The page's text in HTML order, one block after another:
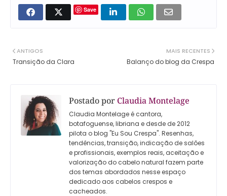
Save
MAIS RECENTES
Balanço do blog da Crespa
ANTIGOS
Transição da Clara
Postado por Claudia Montelage
Claudia Montelage é cantora,
botafoguense, libriana e desde de 2012
pilota o blog "Eu Sou Crespa". Resenhas,
tendências, transição, indicação de salões
e profissionais, exemplos reais, aceitação e
valorização do cabelo natural fazem parte
dos temas abordados nesse espaço
dedicado aos cabelos crespos e
cacheados.